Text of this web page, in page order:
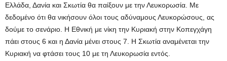
Ελλάδα, Δανία και Σκωτία θα παίξουν με την Λευκορωσία. Με
δεδομένο ότι θα νικήσουν όλοι τους αδύναμους Λευκορώσους, ας
δούμε το σενάριο. Η Εθνική με νίκη την Κυριακή στην Κοπεγχάγη
πάει στους 6 και η Δανία μένει στους 7. Η Σκωτία αναμένεται την
Κυριακή να φτάσει τους 10 με τη Λευκορωσία εντός.